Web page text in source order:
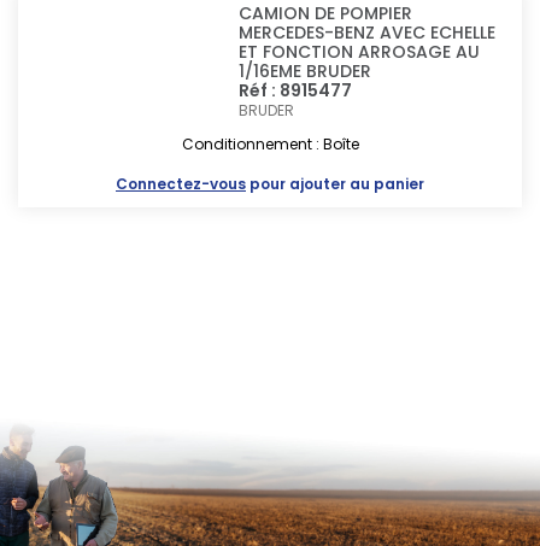
CAMION DE POMPIER
MERCEDES-BENZ AVEC ECHELLE
ET FONCTION ARROSAGE AU
1/16EME BRUDER
Réf : 8915477
BRUDER
Conditionnement : Boîte
Connectez-vous pour ajouter au panier